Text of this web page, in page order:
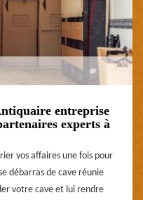
entreprise
experts à
vos affaires une fois pour
débarras de cave réunie
votre cave et lui rendre